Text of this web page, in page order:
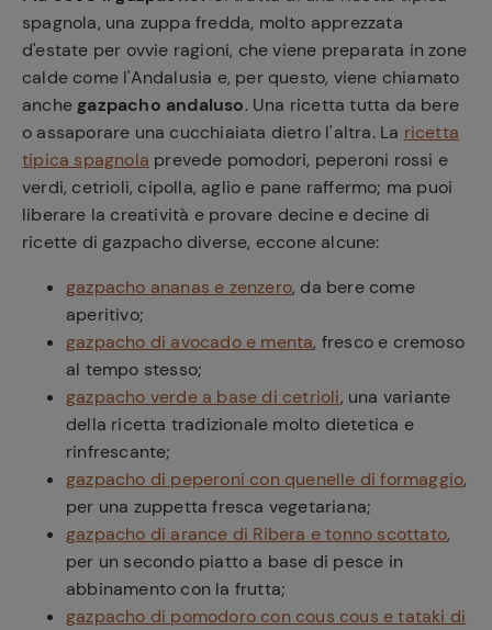
spagnola, una zuppa fredda, molto apprezzata
d'estate per ovvie ragioni, che viene preparata in zone
calde come l'Andalusia e, per questo, viene chiamato
anche gazpacho andaluso. Una ricetta tutta da bere
o assaporare una cucchiaiata dietro l'altra. La ricetta
tipica spagnola prevede pomodori, peperoni rossi e
verdi, cetrioli, cipolla, aglio e pane raffermo; ma puoi
liberare la creatività e provare decine e decine di
ricette di gazpacho diverse, eccone alcune:
gazpacho ananas e zenzero, da bere come
aperitivo;
gazpacho di avocado e menta, fresco e cremoso
al tempo stesso;
gazpacho verde a base di cetrioli, una variante
della ricetta tradizionale molto dietetica e
rinfrescante;
gazpacho di peperoni con quenelle di formaggio,
per una zuppetta fresca vegetariana;
gazpacho di arance di Ribera e tonno scottato,
per un secondo piatto a base di pesce in
abbinamento con la frutta;
gazpacho di pomodoro con cous cous e tataki di